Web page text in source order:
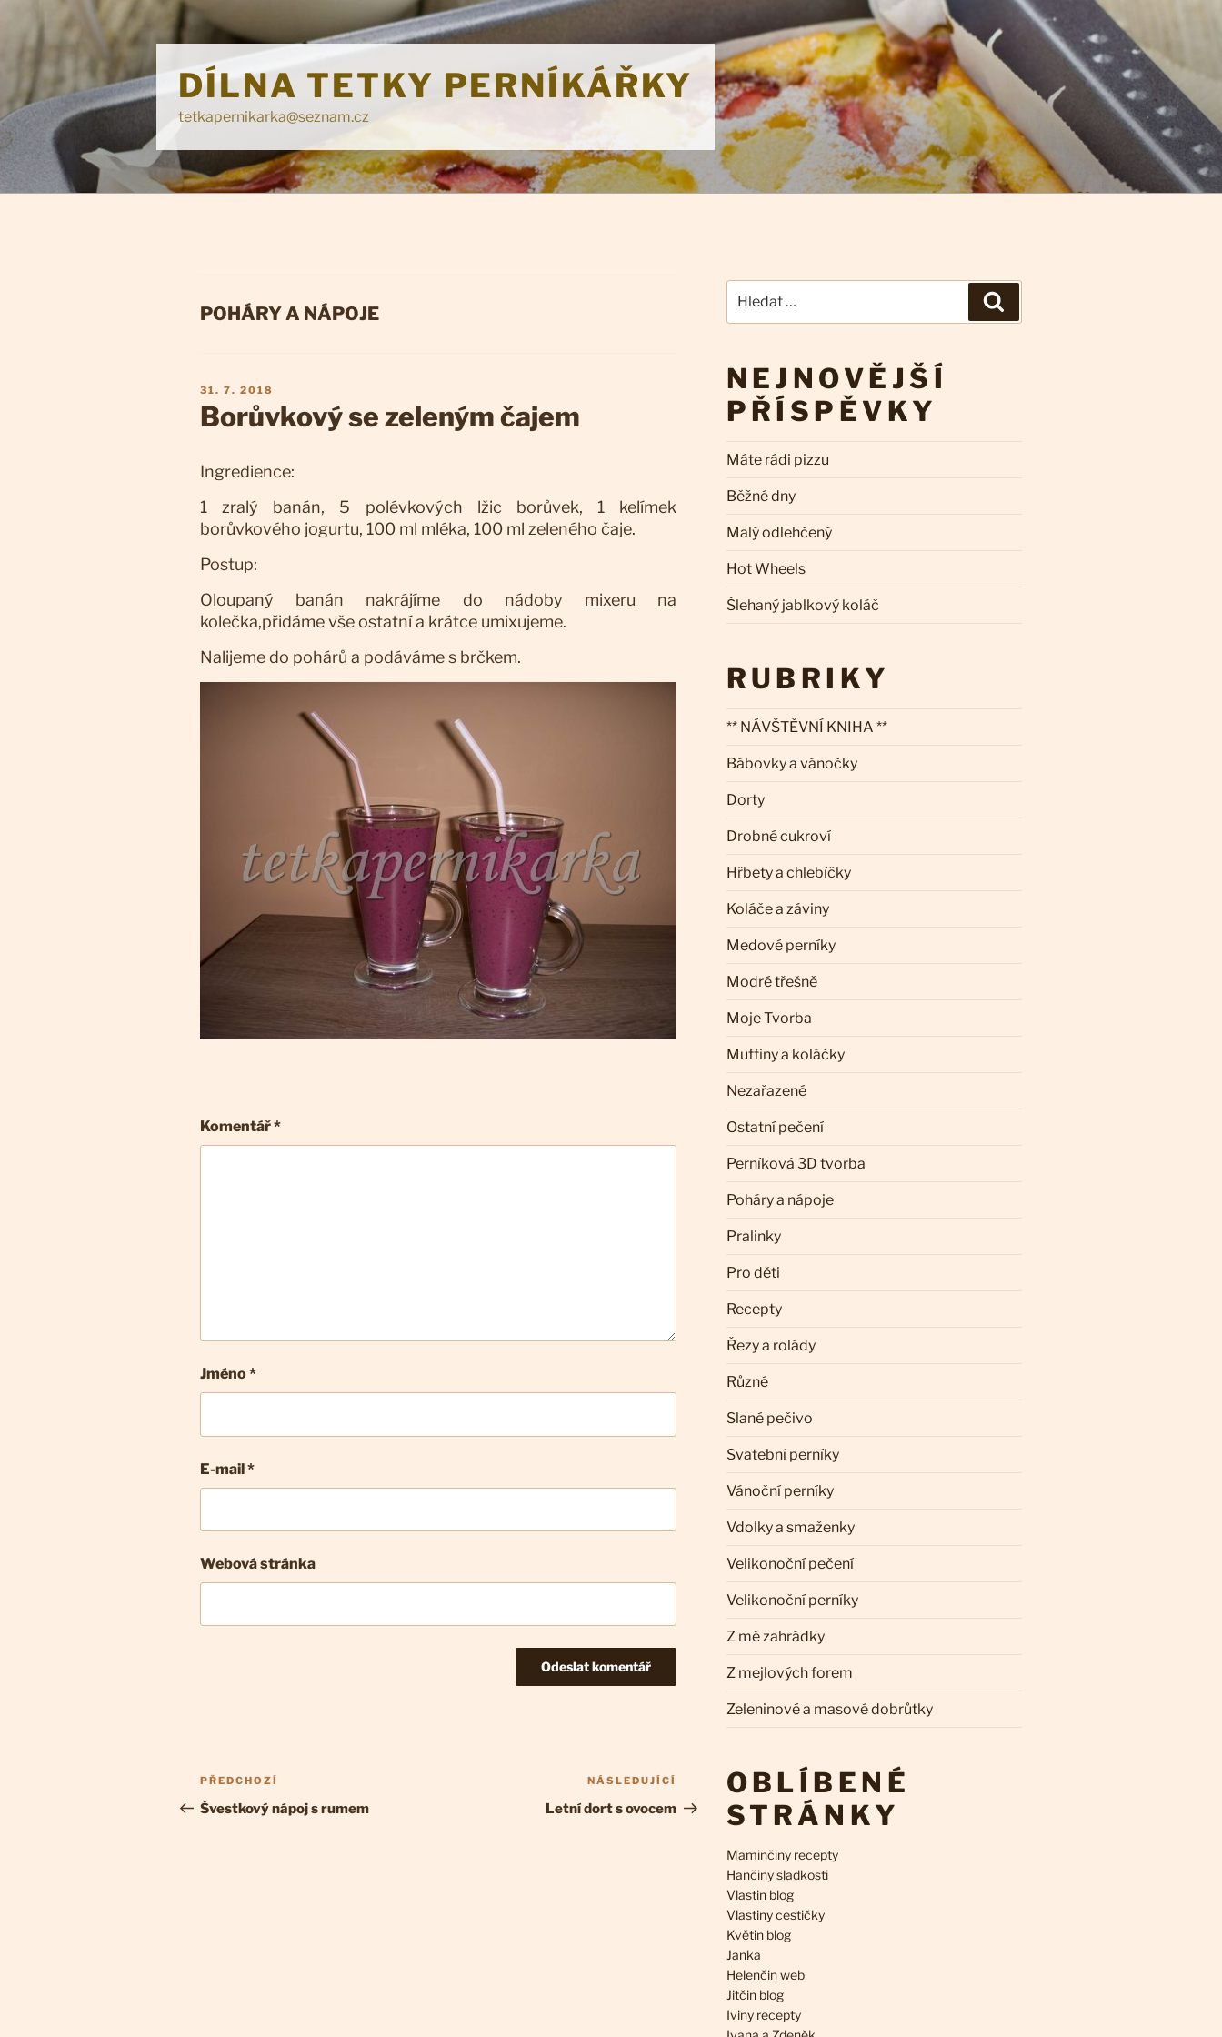
DÍLNA TETKY PERNÍKÁŘKY
tetkapernikarka@seznam.cz
RUBRIKY
POHÁRY A NÁPOJE
PUBLIKOVÁNO
31. 7. 2018
Borůvkový se zeleným čajem
Ingredience:
1 zralý banán, 5 polévkových lžic borůvek, 1 kelímek
borůvkového jogurtu, 100 ml mléka, 100 ml zeleného čaje.
Postup:
Oloupaný banán nakrájíme do nádoby mixeru na
kolečka,přidáme vše ostatní a krátce umixujeme.
Nalijeme do pohárů a podáváme s brčkem.
Komentář*
Jméno *
E-mail*
Webová stránka
Navigace
pro
Předchozí
příspěvek
PŘEDCHOZÍ
Švestkový nápoj s rumem
Následující
příspěvek
NÁSLEDUJÍCÍ
Letní dort s ovocem
NEJNOVĚJŠÍ
PŘÍSPĚVKY
Máte rádi pizzu
Běžné dny
Malý odlehčený
Hot Wheels
Šlehaný jablkový koláč
RUBRIKY
** NÁVŠTĚVNÍ KNIHA **
Bábovky a vánočky
Dorty
Drobné cukroví
Hřbety a chlebíčky
Koláče a záviny
Medové perníky
Modré třešně
Moje Tvorba
Muffiny a koláčky
Nezařazené
Ostatní pečení
Perníková 3D tvorba
Poháry a nápoje
Pralinky
Pro děti
Recepty
Řezy a rolády
Různé
Slané pečivo
Svatební perníky
Vánoční perníky
Vdolky a smaženky
Velikonoční pečení
Velikonoční perníky
Z mé zahrádky
Z mejlových forem
Zeleninové a masové dobrůtky
OBLÍBENÉ
STRÁNKY
Maminčiny recepty
Hančiny sladkosti
Vlastin blog
Vlastiny cestičky
Květin blog
Janka
Helenčin web
Jitčin blog
Iviny recepty